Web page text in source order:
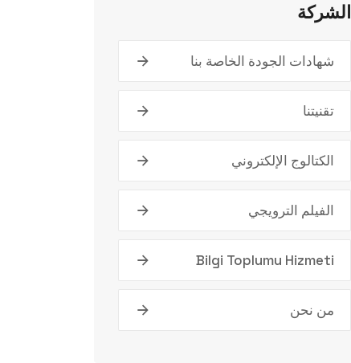
الشركة
شهادات الجودة الخاصة بنا
تقنيتنا
الكتالوج الإلكتروني
الفيلم الترويجي
Bilgi Toplumu Hizmeti
من نحن